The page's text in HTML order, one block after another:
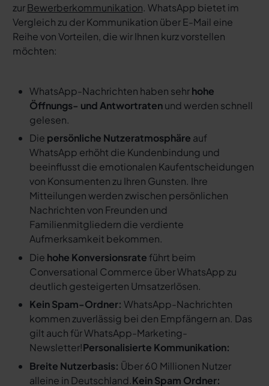
zurBewerberkommunikation. WhatsApp bietet im
Vergleich zu der Kommunikation über E-Mail eine
Reihe von Vorteilen, die wir Ihnen kurz vorstellen
möchten:
WhatsApp-Nachrichten haben sehrhohe
Öffnungs- und Antwortratenund werden schnell
gelesen.
Die persönliche Nutzeratmosphäre auf
WhatsApp erhöht die Kundenbindung und
beeinflusst die emotionalen Kaufentscheidungen
von Konsumenten zu Ihren Gunsten. Ihre
Mitteilungen werden zwischen persönlichen
Nachrichten von Freunden und
Familienmitgliedern die verdiente
Aufmerksamkeit bekommen.
Die hohe Konversionsrate führt beim
Conversational Commerce über WhatsApp zu
deutlich gesteigerten Umsatzerlösen.
Kein Spam-Ordner: WhatsApp-Nachrichten
kommen zuverlässig bei den Empfängern an. Das
gilt auch für WhatsApp-Marketing-
Newsletter!Personalisierte Kommunikation:
Breite Nutzerbasis: Über 60 Millionen Nutzer
alleine in Deutschland.Kein Spam Ordner: